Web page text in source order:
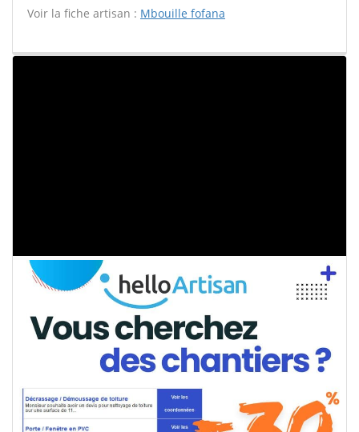
Voir la fiche artisan : Mbouille fofana